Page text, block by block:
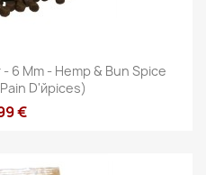
6 Mm - Hemp & Bun Spice
D'йpices)
€